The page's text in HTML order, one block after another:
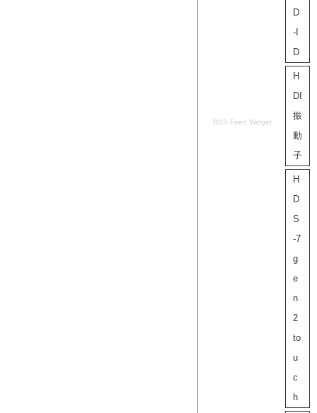
RSS Feed Widget
D
-I
D
H
DI
振
動
子
H
D
S
-7
g
e
n
2
to
u
c
h